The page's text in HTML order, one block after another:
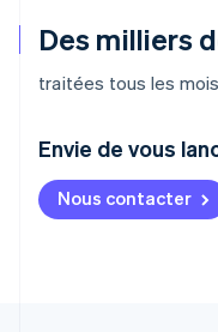
Des milliers
traitées tous les mois
Envie de vous
Nous contacter
Allemagne
DeutschEnglish
Australie